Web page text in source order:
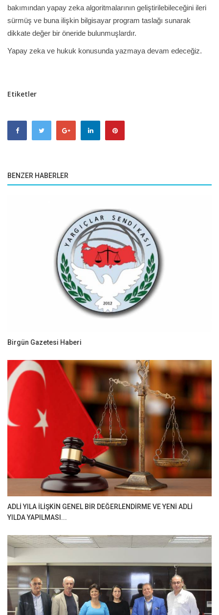
bakımından yapay zeka algoritmalarının geliştirilebileceğini ileri
sürmüş ve buna ilişkin bilgisayar program taslağı sunarak
dikkate değer bir öneride bulunmuşlardır.
Yapay zeka ve hukuk konusunda yazmaya devam edeceğiz.
Etiketler
BENZER HABERLER
Birgün Gazetesi Haberi
ADLİ YILA İLİŞKİN GENEL BİR DEĞERLENDİRME VE YENİ ADLİ
YILDA YAPILMASI...